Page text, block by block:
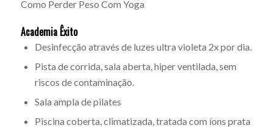
Como Perder Peso Com Yoga
Academia Êxito
Desinfecção através de luzes ultra violeta 2x por dia.
Pista de corrida, sala aberta, hiper ventilada, sem
riscos de contaminação.
Sala ampla de pilates
Piscina coberta, climatizada, tratada com íons prata